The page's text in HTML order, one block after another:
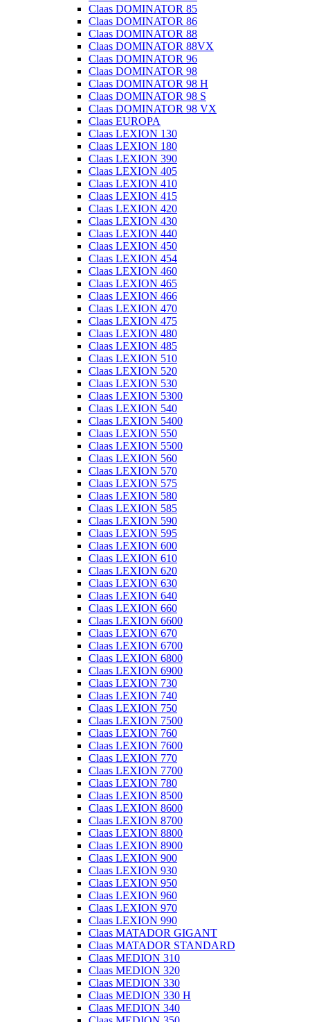
Claas DOMINATOR 85
Claas DOMINATOR 86
Claas DOMINATOR 88
Claas DOMINATOR 88VX
Claas DOMINATOR 96
Claas DOMINATOR 98
Claas DOMINATOR 98 H
Claas DOMINATOR 98 S
Claas DOMINATOR 98 VX
Claas EUROPA
Claas LEXION 130
Claas LEXION 180
Claas LEXION 390
Claas LEXION 405
Claas LEXION 410
Claas LEXION 415
Claas LEXION 420
Claas LEXION 430
Claas LEXION 440
Claas LEXION 450
Claas LEXION 454
Claas LEXION 460
Claas LEXION 465
Claas LEXION 466
Claas LEXION 470
Claas LEXION 475
Claas LEXION 480
Claas LEXION 485
Claas LEXION 510
Claas LEXION 520
Claas LEXION 530
Claas LEXION 5300
Claas LEXION 540
Claas LEXION 5400
Claas LEXION 550
Claas LEXION 5500
Claas LEXION 560
Claas LEXION 570
Claas LEXION 575
Claas LEXION 580
Claas LEXION 585
Claas LEXION 590
Claas LEXION 595
Claas LEXION 600
Claas LEXION 610
Claas LEXION 620
Claas LEXION 630
Claas LEXION 640
Claas LEXION 660
Claas LEXION 6600
Claas LEXION 670
Claas LEXION 6700
Claas LEXION 6800
Claas LEXION 6900
Claas LEXION 730
Claas LEXION 740
Claas LEXION 750
Claas LEXION 7500
Claas LEXION 760
Claas LEXION 7600
Claas LEXION 770
Claas LEXION 7700
Claas LEXION 780
Claas LEXION 8500
Claas LEXION 8600
Claas LEXION 8700
Claas LEXION 8800
Claas LEXION 8900
Claas LEXION 900
Claas LEXION 930
Claas LEXION 950
Claas LEXION 960
Claas LEXION 970
Claas LEXION 990
Claas MATADOR GIGANT
Claas MATADOR STANDARD
Claas MEDION 310
Claas MEDION 320
Claas MEDION 330
Claas MEDION 330 H
Claas MEDION 340